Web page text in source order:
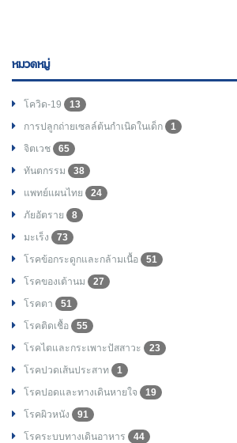
หมวดหมู่
โควิด-19
13
การปลูกถ่ายเซลล์ต้นกำเนิดในเด็ก
1
จิตเวช
65
ทันตกรรม
38
แพทย์แผนไทย
24
ภัยอัตราย
8
มะเร็ง
73
โรคข้อกระดูกและกล้ามเนื้อ
51
โรคของเต้านม
27
โรคตา
51
โรคติดเชื้อ
55
โรคไตและกระเพาะปัสสาวะ
23
โรคปวดเส้นประสาท
1
โรคปอดและทางเดินหายใจ
19
โรคผิวหนัง
91
โรคระบบทางเดินอาหาร
44